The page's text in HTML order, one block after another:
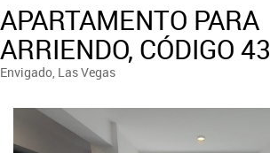
APARTAMENTO PARA
ARRIENDO, CÓDIGO
Envigado, Las Vegas